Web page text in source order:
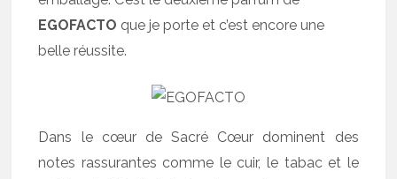
EGOFACTO que je porte et c’est encore une
belle réussite.
Dans le cœur de Sacré Cœur dominent des
notes rassurantes comme le cuir, le tabac et le